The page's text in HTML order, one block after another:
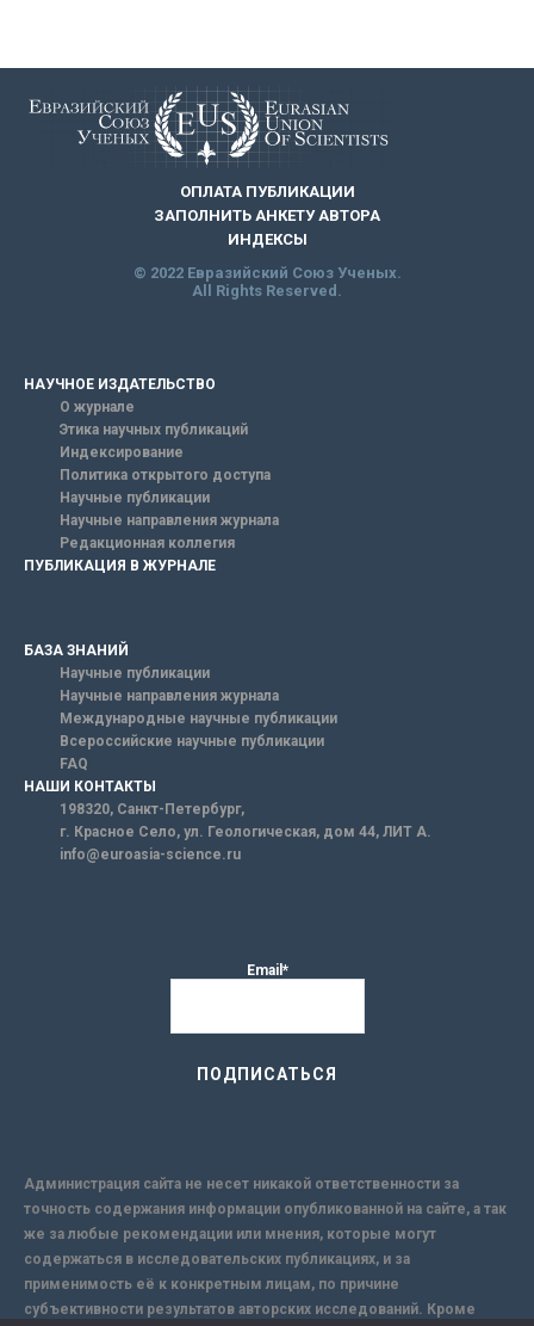
ОПЛАТА ПУБЛИКАЦИИ
ЗАПОЛНИТЬ АНКЕТУ АВТОРА
ИНДЕКСЫ
© 2022 Евразийский Союз Ученых.
All Rights Reserved.
НАУЧНОЕ ИЗДАТЕЛЬСТВО
О журнале
Этика научных публикаций
Индексирование
Политика открытого доступа
Научные публикации
Научные направления журнала
Редакционная коллегия
ПУБЛИКАЦИЯ В ЖУРНАЛЕ
БАЗА ЗНАНИЙ
Научные публикации
Научные направления журнала
Международные научные публикации
Всероссийские научные публикации
FAQ
НАШИ КОНТАКТЫ
198320, Санкт-Петербург,
г. Красное Село, ул. Геологическая, дом 44, ЛИТ А.
info@euroasia-science.ru
Email*
Администрация сайта не несет никакой ответственности за
точность содержания информации опубликованной на сайте, а так
же за любые рекомендации или мнения, которые могут
содержаться в исследовательских публикациях, и за
применимость её к конкретным лицам, по причине
субъективности результатов авторских исследований. Кроме